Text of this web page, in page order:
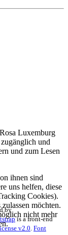
Luxemburg
und
und zum Lesen
by
is a front-end
v2.0 Font
ihnen sind
uns helfen, diese
Cookies).
möchten.
nicht mehr